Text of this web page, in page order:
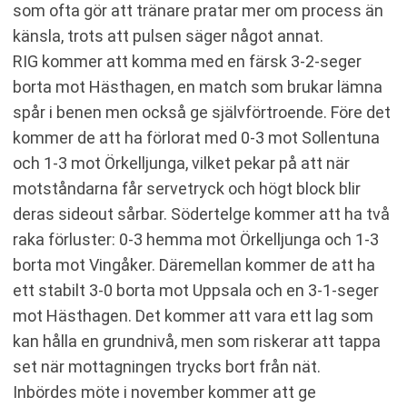
som ofta gör att tränare pratar mer om process än
känsla, trots att pulsen säger något annat.
RIG kommer att komma med en färsk 3-2-seger
borta mot Hästhagen, en match som brukar lämna
spår i benen men också ge självförtroende. Före det
kommer de att ha förlorat med 0-3 mot Sollentuna
och 1-3 mot Örkelljunga, vilket pekar på att när
motståndarna får servetryck och högt block blir
deras sideout sårbar. Södertelge kommer att ha två
raka förluster: 0-3 hemma mot Örkelljunga och 1-3
borta mot Vingåker. Däremellan kommer de att ha
ett stabilt 3-0 borta mot Uppsala och en 3-1-seger
mot Hästhagen. Det kommer att vara ett lag som
kan hålla en grundnivå, men som riskerar att tappa
set när mottagningen trycks bort från nät.
Inbördes möte i november kommer att ge